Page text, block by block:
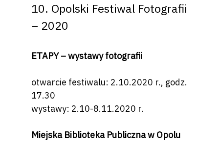
10. Opolski Festiwal Fotografii
– 2020
ETAPY – wystawy fotografii
otwarcie festiwalu: 2.10.2020 r., godz.
17.30
wystawy: 2.10-8.11.2020 r.
Miejska Biblioteka Publiczna w Opolu